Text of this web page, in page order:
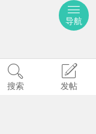
搜索 发帖
导航